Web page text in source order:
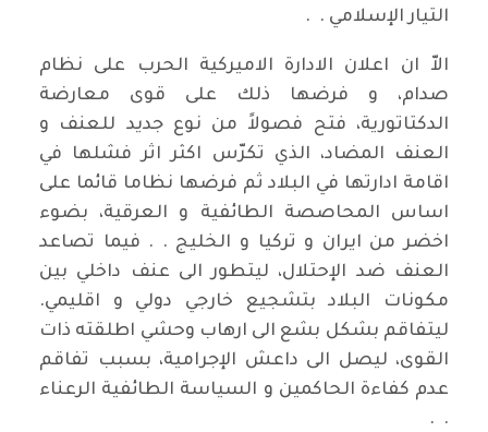
التيار الإسلامي . .
الاّ ان اعلان الادارة الاميركية الحرب على نظام
صدام، و فرضها ذلك على قوى معارضة
الدكتاتورية، فتح فصولاً من نوع جديد للعنف و
العنف المضاد، الذي تكرّس اكثر اثر فشلها في
اقامة ادارتها في البلاد ثم فرضها نظاما قائما على
اساس المحاصصة الطائفية و العرقية، بضوء
اخضر من ايران و تركيا و الخليج . . فيما تصاعد
العنف ضد الإحتلال، ليتطور الى عنف داخلي بين
مكونات البلاد بتشجيع خارجي دولي و اقليمي.
ليتفاقم بشكل بشع الى ارهاب وحشي اطلقته ذات
القوى، ليصل الى داعش الإجرامية، بسبب تفاقم
عدم كفاءة الحاكمين و السياسة الطائفية الرعناء
. .